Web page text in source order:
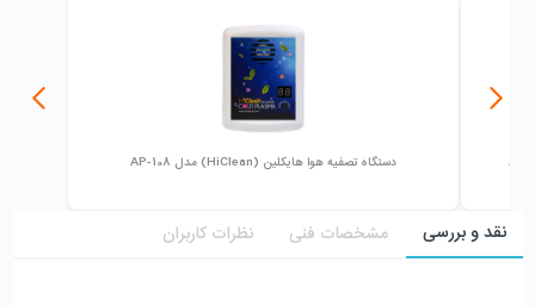
دستگاه تصفیه هوا هایکلین (HiClean) مدل AP-108
نقد و بررسی مشخصات فنی نظرات کاربران